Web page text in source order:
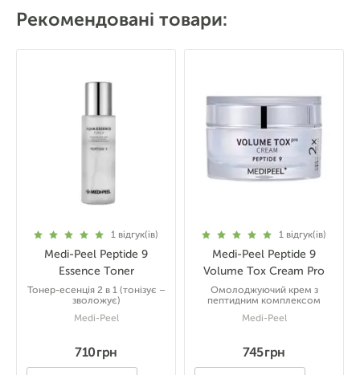
Рекомендовані товари:
1 відгук(ів)
Medi-Peel Peptide 9
Essence Toner
Тонер-есенція 2 в 1 (тонізує –
зволожує)
Medi-Peel
710 грн
1 відгук(ів)
Medi-Peel Peptide 9
Volume Tox Cream Pro
Омолоджуючий крем з
пептидним комплексом
Medi-Peel
745 грн